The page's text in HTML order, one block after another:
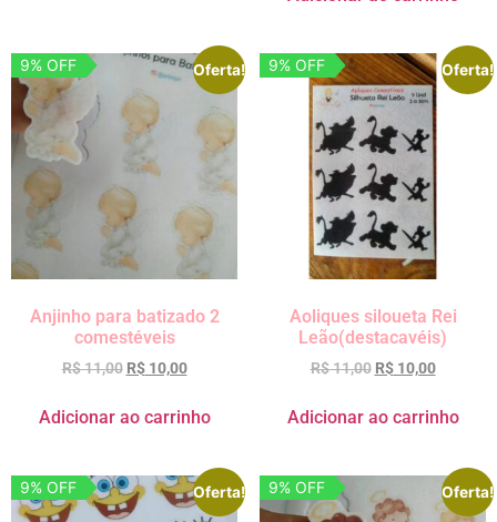
Oferta!
9% OFF
Anjinho para batizado 2
comestéveis
R$11,00 R$10,00
Adicionar ao carrinho
Oferta!
9% OFF
Aoliques siloueta Rei
Leão(destacavéis)
R$11,00 R$10,00
Adicionar ao carrinho
Oferta!
9% OFF Oferta!
9% OFF